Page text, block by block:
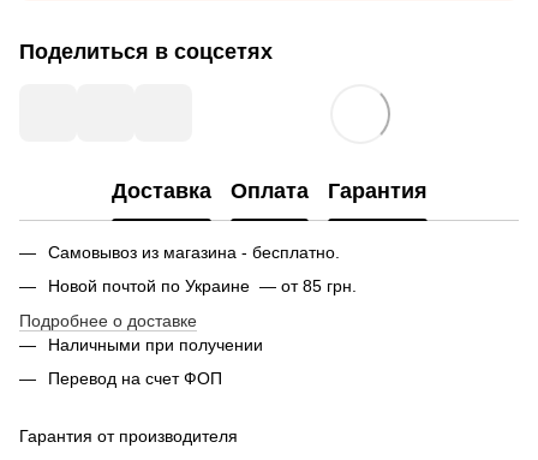
Поделиться в соцсетях
Доставка Оплата Гарантия
Самовывоз из магазина - бесплатно.
Новой почтой по Украине — от 85 грн.
Подробнее о доставке
Наличными при получении
Перевод на счет ФОП
Гарантия от производителя